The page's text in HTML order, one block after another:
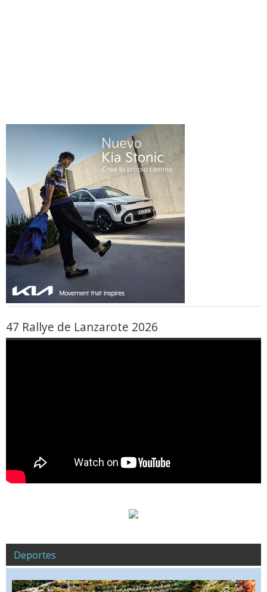
47 Rallye de Lanzarote 2026
Deportes